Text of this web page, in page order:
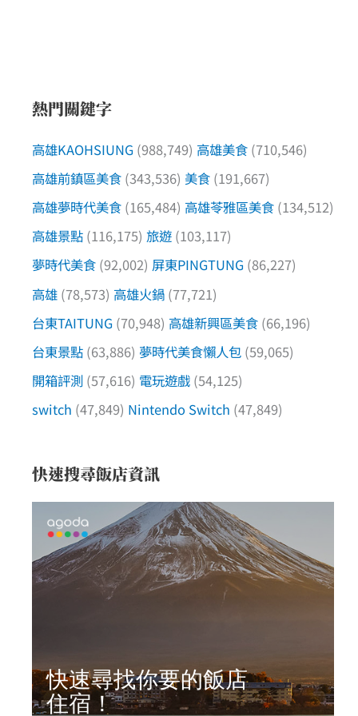
熱門關鍵字
高雄KAOHSIUNG (988,749) 高雄美食 (710,546)
高雄前鎮區美食 (343,536) 美食 (191,667)
高雄夢時代美食 (165,484) 高雄苓雅區美食 (134,512)
高雄景點 (116,175) 旅遊 (103,117)
夢時代美食 (92,002) 屏東PINGTUNG (86,227)
高雄 (78,573) 高雄火鍋 (77,721)
台東TAITUNG (70,948) 高雄新興區美食 (66,196)
台東景點 (63,886) 夢時代美食懶人包 (59,065)
開箱評測 (57,616) 電玩遊戲 (54,125)
switch (47,849) Nintendo Switch (47,849)
快速搜尋飯店資訊